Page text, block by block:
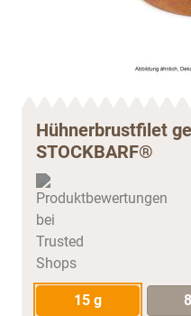
Hühnerbrustfilet
STOCKBARF®
15 g